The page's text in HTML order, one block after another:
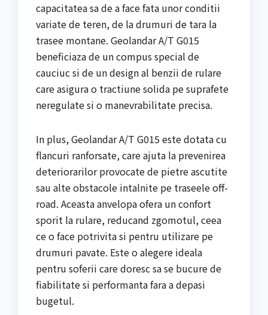
capacitatea sa de a face fata unor conditii
variate de teren, de la drumuri de tara la
trasee montane. Geolandar A/T G015
beneficiaza de un compus special de
cauciuc si de un design al benzii de rulare
care asigura o tractiune solida pe suprafete
neregulate si o manevrabilitate precisa.
In plus, Geolandar A/T G015 este dotata cu
flancuri ranforsate, care ajuta la prevenirea
deteriorarilor provocate de pietre ascutite
sau alte obstacole intalnite pe traseele off-
road. Aceasta anvelopa ofera un confort
sporit la rulare, reducand zgomotul, ceea
ce o face potrivita si pentru utilizare pe
drumuri pavate. Este o alegere ideala
pentru soferii care doresc sa se bucure de
fiabilitate si performanta fara a depasi
bugetul.